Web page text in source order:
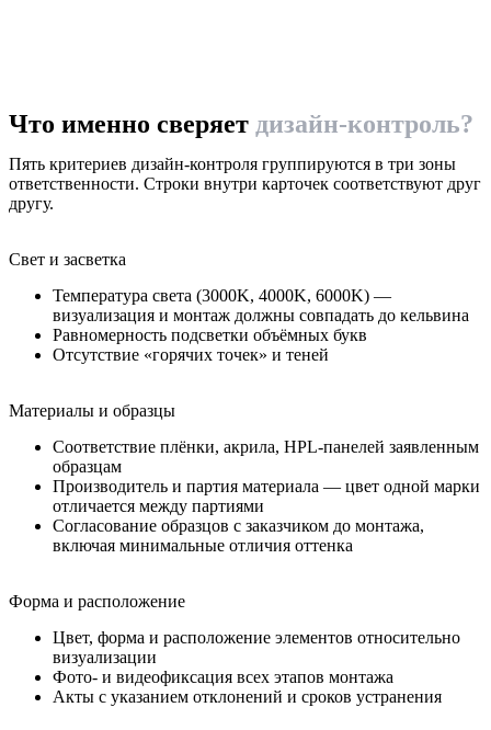
Что именно сверяет дизайн-контроль?
Пять критериев дизайн-контроля группируются в три зоны
ответственности. Строки внутри карточек соответствуют друг
другу.
Свет и засветка
Температура света (3000K, 4000K, 6000K) —
визуализация и монтаж должны совпадать до кельвина
Равномерность подсветки объёмных букв
Отсутствие «горячих точек» и теней
Материалы и образцы
Соответствие плёнки, акрила, HPL-панелей заявленным
образцам
Производитель и партия материала — цвет одной марки
отличается между партиями
Согласование образцов с заказчиком до монтажа,
включая минимальные отличия оттенка
Форма и расположение
Цвет, форма и расположение элементов относительно
визуализации
Фото- и видеофиксация всех этапов монтажа
Акты с указанием отклонений и сроков устранения